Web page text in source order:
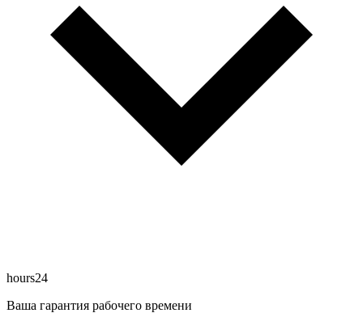
hours24
Ваша гарантия рабочего времени